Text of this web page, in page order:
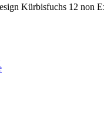
Kürbisfuchs 12 non